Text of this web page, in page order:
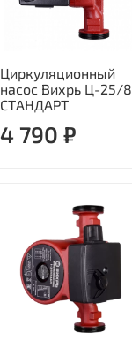
Циркуляционный
насос Вихрь Ц-25/8
СТАНДАРТ
4 790 ₽